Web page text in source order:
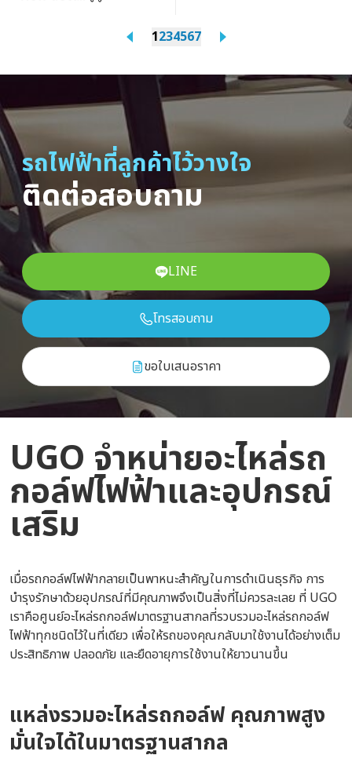
1234567
รถไฟฟ้าที่ลูกค้าไว้วางใจ
ติดต่อสอบถาม
LINE
โทรสอบถาม
ขอใบเสนอราคา
UGO จำหน่ายอะไหล่รถ
กอล์ฟไฟฟ้าและอุปกรณ์
เสริม
เมื่อรถกอล์ฟไฟฟ้ากลายเป็นพาหนะสำคัญในการดำเนินธุรกิจ การ
บำรุงรักษาด้วยอุปกรณ์ที่มีคุณภาพจึงเป็นสิ่งที่ไม่ควรละเลย ที่ UGO
เราคือศูนย์อะไหล่รถกอล์ฟมาตรฐานสากลที่รวบรวมอะไหล่รถกอล์ฟ
ไฟฟ้าทุกชนิดไว้ในที่เดียว เพื่อให้รถของคุณกลับมาใช้งานได้อย่างเต็ม
ประสิทธิภาพ ปลอดภัย และยืดอายุการใช้งานให้ยาวนานขึ้น
แหล่งรวมอะไหล่รถกอล์ฟ คุณภาพสูง
มั่นใจได้ในมาตรฐานสากล